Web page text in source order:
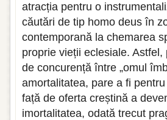
atracția pentru o
căutări de tip homo deus în
contemporană la chemarea
proprie vieții eclesiale.
de concurență între „omul
amortalitatea, pare a fi
față de oferta creștină a
imortalitatea, odată trecut